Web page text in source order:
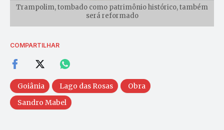
Trampolim, tombado como patrimônio histórico, também
será reformado
COMPARTILHAR
Goiânia Lago das Rosas
Obra
Sandro Mabel